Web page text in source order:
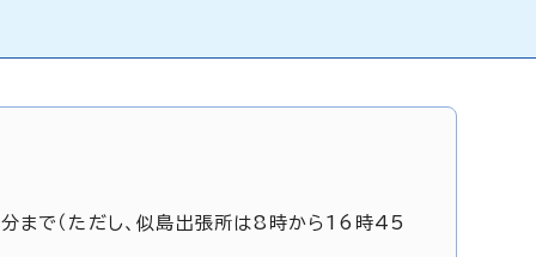
で（ただし、似島出張所は8時から16時45